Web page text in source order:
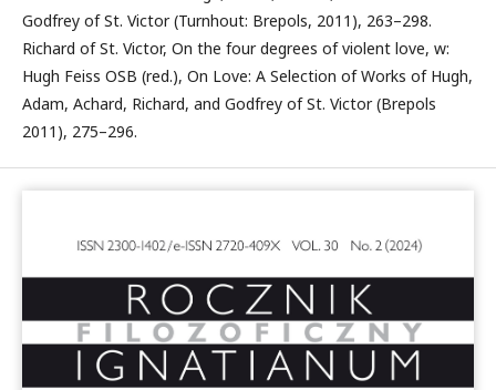
Godfrey of St. Victor (Turnhout: Brepols, 2011), 263–298.
Richard of St. Victor, On the four degrees of violent love, w:
Hugh Feiss OSB (red.), On Love: A Selection of Works of Hugh,
Adam, Achard, Richard, and Godfrey of St. Victor (Brepols
2011), 275–296.